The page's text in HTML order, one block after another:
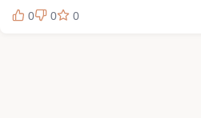
0
0 0